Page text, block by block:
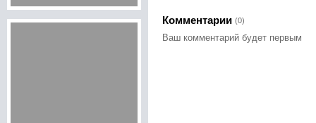
Комментарии (0)
Ваш комментарий будет первым